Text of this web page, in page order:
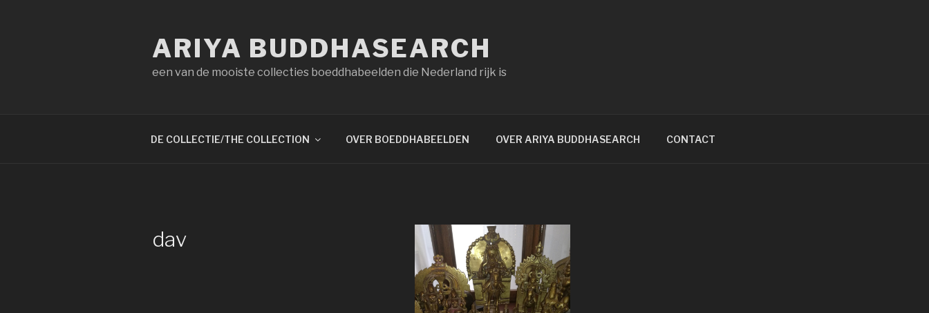
ARIYA BUDDHASEARCH
een van de mooiste collecties boeddhabeelden die Nederland rijk is
DE COLLECTIE/THE COLLECTION OVER BOEDDHABEELDEN OVER ARIYA BUDDHASEARCH CONTACT
dav